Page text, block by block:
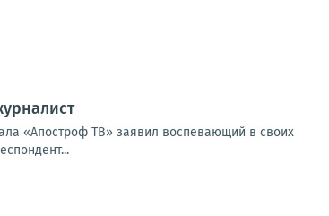
«Апостроф ТВ» заявил воспевающий в своих